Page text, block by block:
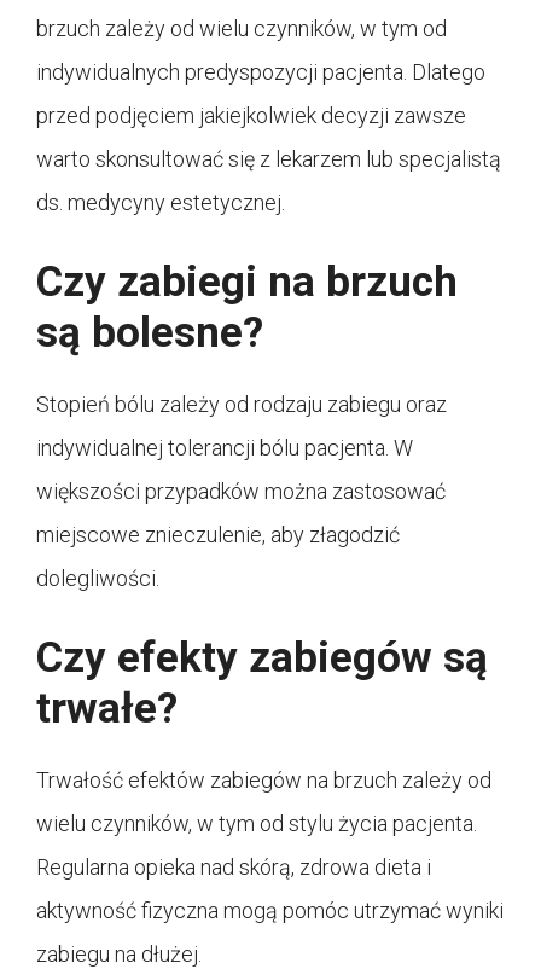
brzuch zależy od wielu czynników, w tym od
indywidualnych predyspozycji pacjenta. Dlatego
przed podjęciem jakiejkolwiek decyzji zawsze
warto skonsultować się z lekarzem lub specjalistą
ds. medycyny estetycznej.
Czy zabiegi na brzuch
są bolesne?
Stopień bólu zależy od rodzaju zabiegu oraz
indywidualnej tolerancji bólu pacjenta. W
większości przypadków można zastosować
miejscowe znieczulenie, aby złagodzić
dolegliwości.
Czy efekty zabiegów są
trwałe?
Trwałość efektów zabiegów na brzuch zależy od
wielu czynników, w tym od stylu życia pacjenta.
Regularna opieka nad skórą, zdrowa dieta i
aktywność fizyczna mogą pomóc utrzymać wyniki
zabiegu na dłużej.